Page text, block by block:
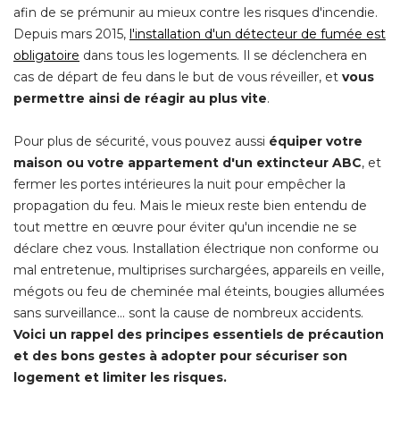
afin de se prémunir au mieux contre les risques d'incendie.
Depuis mars 2015, l'installation d'un détecteur de fumée est
obligatoire dans tous les logements. Il se déclenchera en
cas de départ de feu dans le but de vous réveiller, et vous
permettre ainsi de réagir au plus vite.
Pour plus de sécurité, vous pouvez aussi équiper votre
maison ou votre appartement d'un extincteur ABC, et
fermer les portes intérieures la nuit pour empêcher la
propagation du feu. Mais le mieux reste bien entendu de
tout mettre en œuvre pour éviter qu'un incendie ne se
déclare chez vous. Installation électrique non conforme ou
mal entretenue, multiprises surchargées, appareils en veille,
mégots ou feu de cheminée mal éteints, bougies allumées
sans surveillance... sont la cause de nombreux accidents.
Voici un rappel des principes essentiels de précaution
et des bons gestes à adopter pour sécuriser son
logement et limiter les risques.